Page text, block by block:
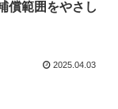
償範囲をやさし
2025.04.03